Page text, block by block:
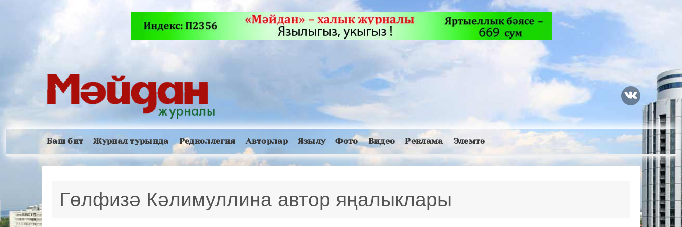
Баш бит Журнал турында Редколлегия Авторлар Язылу Фото Видео Реклама Элемтә
Гөлфизә Кәлимуллина автор яңалыклары